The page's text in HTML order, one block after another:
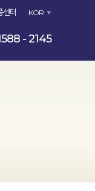
센터 KOR
- 2145